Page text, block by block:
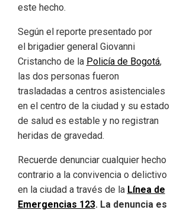
este hecho.
Según el reporte presentado por
el brigadier general Giovanni
Cristancho de la Policía de Bogotá,
las dos personas fueron
trasladadas a centros asistenciales
en el centro de la ciudad y su estado
de salud es estable y no registran
heridas de gravedad.
Recuerde denunciar cualquier hecho
contrario a la convivencia o delictivo
en la ciudad a través de la Línea de
Emergencias 123. La denuncia es